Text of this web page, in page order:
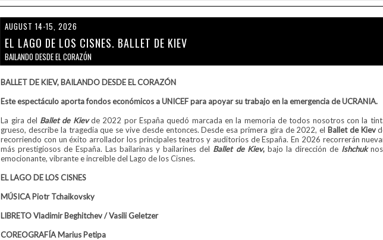
AUGUST 14-15, 2026
EL LAGO DE LOS CISNES. BALLET DE KIEV
BAILANDO DESDE EL CORAZÓN
BALLET DE KIEV, BAILANDO DESDE EL CORAZÓN
Este espectáculo aporta fondos económicos a UNICEF para apoyar su trabajo en la emergencia de UCRANIA.
La gira del Ballet de Kievde 2022 por España quedó marcada en la memoria de todos nosotros con la
grueso, describe la tragedia que se vive desde entonces. Desde esa primera gira de 2022, el Ballet de Kiev
recorriendo con un éxito arrollador los principales teatros y auditorios de España. En 2026 recorrerán
más prestigiosos de España. Las bailarinas y bailarines del Ballet de Kiev, bajo la dirección de Ishchuk
emocionante, vibrante e increíble del Lago de los Cisnes.
EL LAGO DE LOS CISNES
MÚSICA Piotr Tchaikovsky
LIBRETO Vladimir Beghitchev / Vasili Geletzer
COREOGRAFÍA Marius Petipa